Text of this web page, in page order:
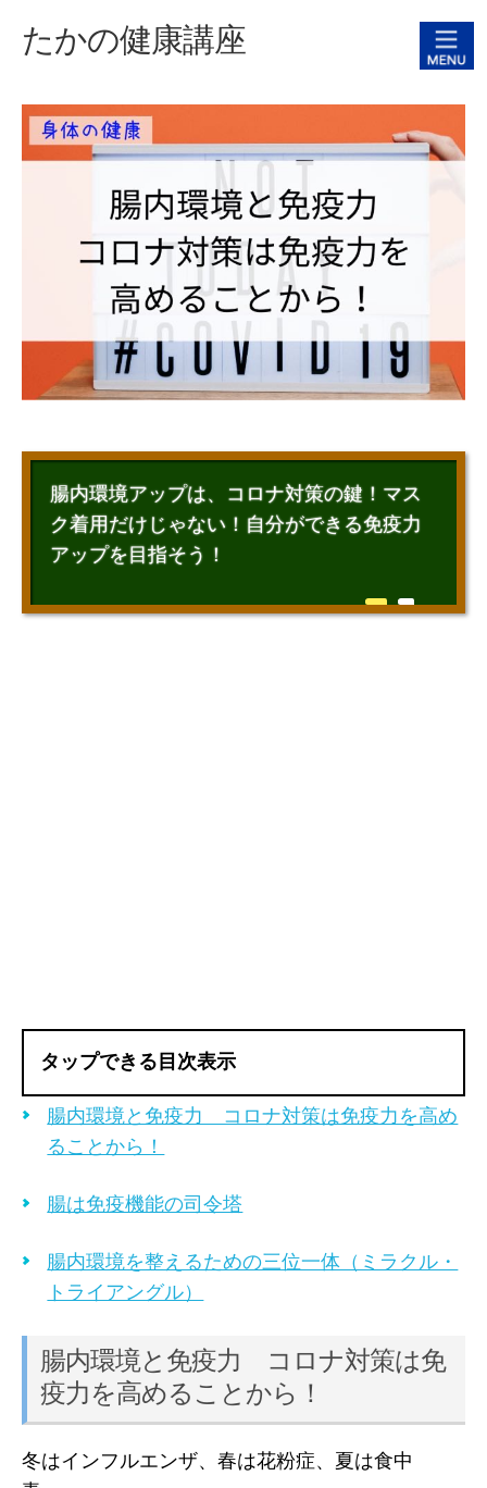
たかの健康講座
腸内環境アップは、コロナ対策の鍵！マス
ク着用だけじゃない！自分ができる免疫力
アップを目指そう！
タップできる目次表示
腸内環境と免疫力 コロナ対策は免疫力を高め
ることから！
腸は免疫機能の司令塔
腸内環境を整えるための三位一体（ミラクル・
トライアングル）
腸内環境と免疫力 コロナ対策は免
疫力を高めることから！
冬はインフルエンザ、春は花粉症、夏は食中